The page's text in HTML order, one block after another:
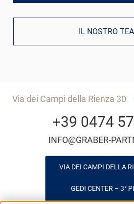
IL NOSTRO
Via dei Campi della Rienza 30
+39 0474
INFO@GRABER-
VIA DEI CAMPI DELLA
GEDI CENTER – 3°